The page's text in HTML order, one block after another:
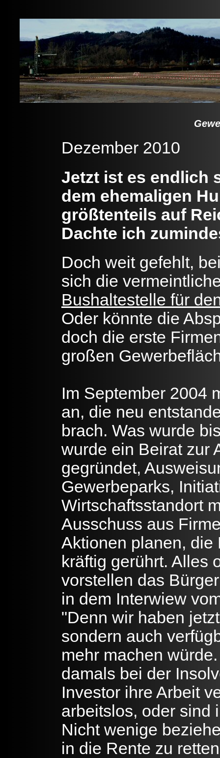
Dezember 2010
Jetzt ist es endlich
dem ehemaligen
größtenteils auf
Dachte ich
Doch weit gefehlt,
sich die
Bushaltestelle für
Oder könnte die
doch die erste
großen
Im September 2004
an, die neu
brach. Was wurde
wurde ein Beirat zur
gegründet,
Gewerbeparks,
Wirtschaftsstandort
Ausschuss aus
Aktionen planen, die
kräftig gerührt. Alles
vorstellen das
in dem Interwiew
"Denn wir haben
sondern auch
mehr machen
damals bei der
Investor ihre Arbeit
arbeitslos, oder sind
Nicht wenige
in die Rente zu